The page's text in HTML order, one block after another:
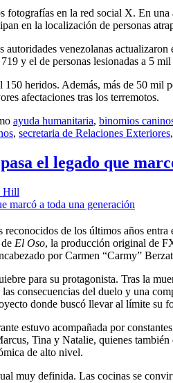
en la red social X. En
en la localización de personas
autoridades venezolanas
y el de personas lesionadas a 5 mil
heridos. Además, más de 50 mil
afectaciones tras los terremotos.
ayuda humanitaria, binomios
, secretaria de Relaciones Exteriores,
el legado que
Hill
de los últimos años
El Oso, la producción original de
por Carmen “Carmy”
para su protagonista. Tras la
consecuencias del duelo y una
donde buscó llevar al límite su
estuvo acompañada por
Tina y Natalie, quienes
de alto nivel.
muy definida. Las cocinas se